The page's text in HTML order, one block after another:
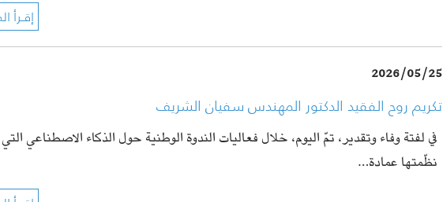
2026/05/25
تكريم روح الفقيد الدكتور المهندس سفيان الشريف
في لفتة وفاء وتقدير، تمّ اليوم، خلال فعاليات الندوة الوطنية حول الذكاء الاصطناعي التي
نظّمتها عمادة…